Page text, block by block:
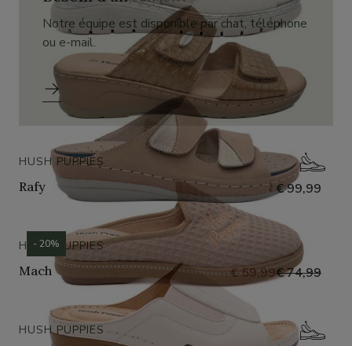
Notre équipe est disponible par chat, téléphone
ou e-mail.
HUSH PUPPIES
Rafy € 99,99
HUSH PUPPIES
Mach € 59,99€ 74,99
- 20%
HUSH PUPPIES